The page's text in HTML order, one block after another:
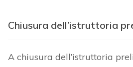
Chiusura dell’istruttoria
A chiusura dell’istruttoria